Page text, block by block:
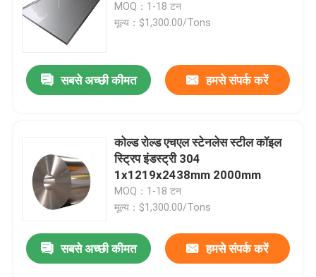
MOQ：1-18 टन
मूल्य：$1,300.00/Tons
सबसे अच्छी कीमत हमसे संपर्क करें
कोल्ड रोल्ड एचएल स्टेनलेस स्टील कॉइल
स्ट्रिप इंडस्ट्री 304
1x1219x2438mm 2000mm
MOQ：1-18 टन
मूल्य：$1,300.00/Tons
सबसे अच्छी कीमत हमसे संपर्क करें